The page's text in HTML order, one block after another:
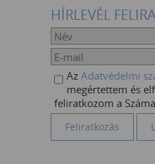
HÍRLEVÉL
Az Adatvédelmi
megértettem és
feliratkozom a